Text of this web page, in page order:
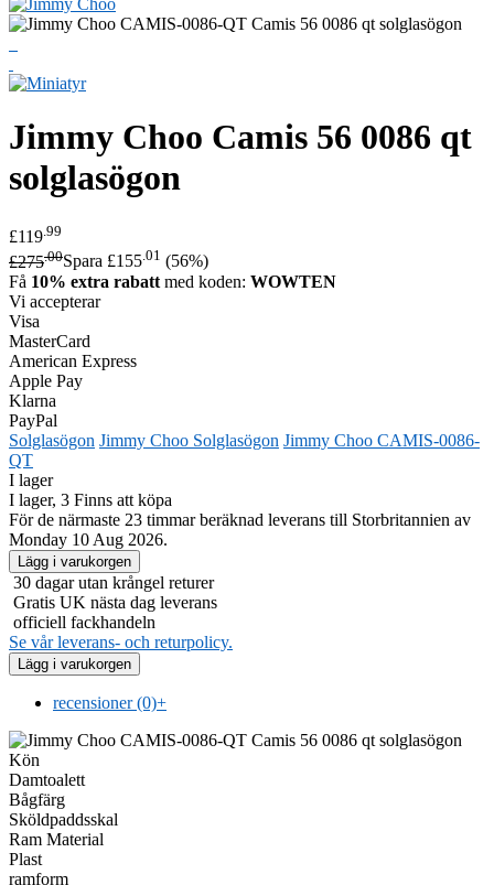
Jimmy Choo Camis 56 0086 qt
solglasögon
£119 .99
£275.00Spara £155.01 (56%)
Få 10% extra rabatt med koden: WOWTEN
Vi accepterar
Visa
MasterCard
American Express
Apple Pay
Klarna
PayPal
Solglasögon Jimmy Choo Solglasögon Jimmy Choo CAMIS-0086-
QT
I lager
I lager, 3 Finns att köpa
För de närmaste 23 timmar beräknad leverans till Storbritannien av
Monday 10 Aug 2026.
30 dagar utan krångel returer
Gratis UK nästa dag leverans
officiell fackhandeln
Se vår leverans- och returpolicy.
recensioner (0)+
Kön
Damtoalett
Bågfärg
Sköldpaddsskal
Ram Material
Plast
ramform